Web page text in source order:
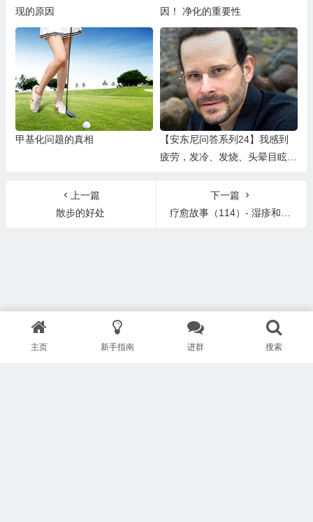
现的原因
因！ 净化的重要性
甲基化问题的真相
【安东尼问答系列24】我感到
疲劳，发冷、发烧、头晕目眩、
要我服用抗抑郁药
上一篇
散步的好处
下一篇
疗愈故事（114）- 湿疹和各类皮疹
主页 新手指南 进群 搜索